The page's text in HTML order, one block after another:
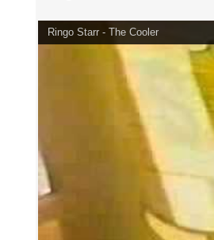
Ringo Starr - The Cooler